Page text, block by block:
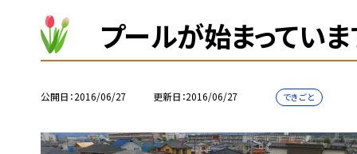
プールが始まっていま
公開日 2016/06/27 更新日 2016/06/27 できごと